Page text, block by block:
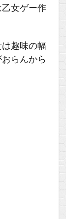
女ゲー作
趣味の幅
らんから